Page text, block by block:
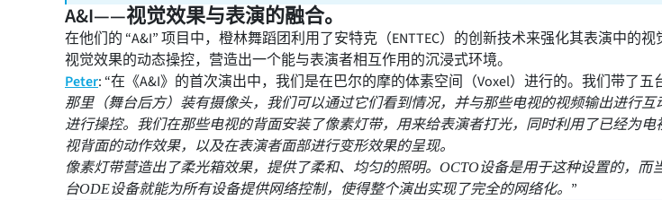
A&I——视觉效果与表演的融合。
在他们的 “A&I” 项目中，橙林舞蹈团利用了安特克（ENTTEC）的创新技术来强化其表演中的视
视觉效果的动态操控，营造出一个能与表演者相互作用的沉浸式环境。
Peter: “在《A&I》的首次演出中，我们是在巴尔的摩的体素空间（Voxel）进行的。我们带了五
那里（舞台后方）装有摄像头，我们可以通过它们看到情况，并与那些电视的视频输出进行
进行操控。我们在那些电视的背面安装了像素灯带，用来给表演者打光，同时利用了已经为
视背面的动作效果，以及在表演者面部进行变形效果的呈现。
像素灯带营造出了柔光箱效果，提供了柔和、均匀的照明。OCTO设备是用于这种设置的，
台ODE设备就能为所有设备提供网络控制，使得整个演出实现了完全的网络化。 ”